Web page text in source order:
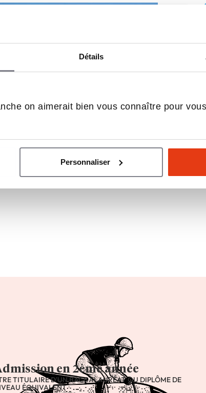
Détails
on aimerait bien vous connaître pour
Personnaliser
CAMPUS DE
en 2ème année
TITULAIRE D'UN BACCALAURÉAT OU DIPLÔME DE
ÉQUIVALENT